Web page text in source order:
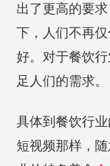
出了更高的要
下，人们不再
好。对于餐饮
足人们的需求。
具体到餐饮行
短视频那样，